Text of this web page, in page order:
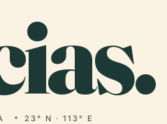
23° N · 113° E